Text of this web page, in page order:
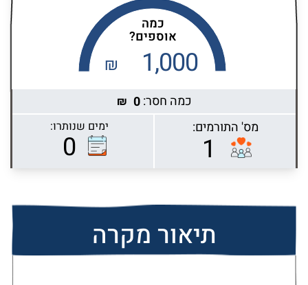
Highcharts.com
כמה
אוספים?
1,000
כמה חסר:0
₪
מס' התורמים: ימים שנותרו:
0
תיאור מקרה